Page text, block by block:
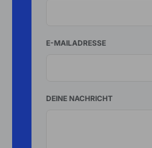
E-MAILADRESSE
DEINE NACHRICHT